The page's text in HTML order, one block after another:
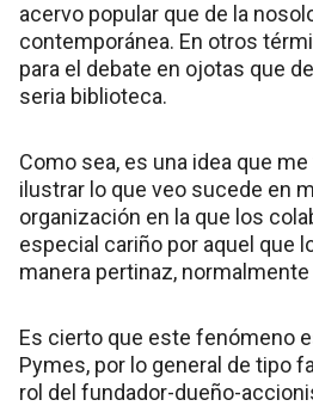
acervo popular que de la
contemporánea. En otros
para el debate en ojotas que
seria biblioteca.
Como sea, es una idea que
ilustrar lo que veo sucede en
organización en la que los
especial cariño por aquel que
manera pertinaz, normalmente
Es cierto que este fenómeno
Pymes, por lo general de tipo
rol del fundador-dueño-